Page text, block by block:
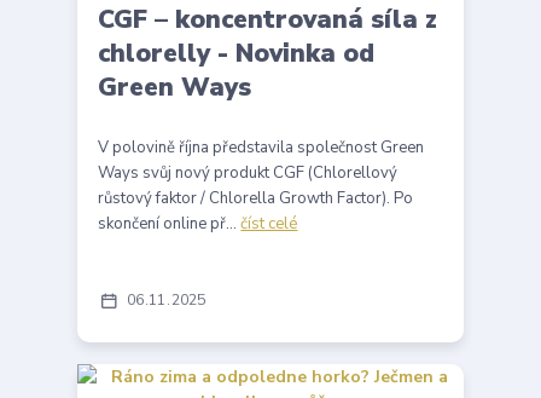
06 11 2025
CGF – koncentrovaná síla z
chlorelly - Novinka od
Green Ways
V polovině října představila společnost Green
Ways svůj nový produkt CGF (Chlorellový
růstový faktor / Chlorella Growth Factor). Po
skončení online př...číst celé